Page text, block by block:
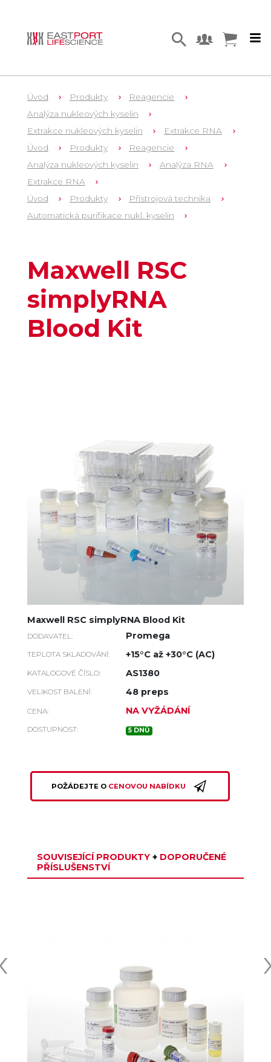
Úvod Produkty
Reagencie
Analýza nukleových kyselin
Extrakce nukleových kyselin
Extrakce RNA
Úvod
Produkty
Reagencie
Analýza nukleových kyselin
Analýza RNA
Extrakce RNA
Úvod
Produkty
Přístrojová technika
Automatická purifikace nukl. kyselin
Maxwell RSC
simplyRNA
Blood Kit
Maxwell RSC simplyRNA Blood Kit
DODAVATEL: Promega
TEPLOTA SKLADOVÁNÍ: +15°C až +30°C (AC)
KATALOGOVÉ ČÍSLO: AS1380
VELIKOST BALENÍ: 48 preps
CENA: NA VYŽÁDÁNÍ
DOSTUPNOST: 5 DNŮ
POŽÁDEJTE O CENOVOU NABÍDKU
SOUVISEJÍCÍ PRODUKTY +DOPORUČENÉ
PŘÍSLUŠENSTVÍ